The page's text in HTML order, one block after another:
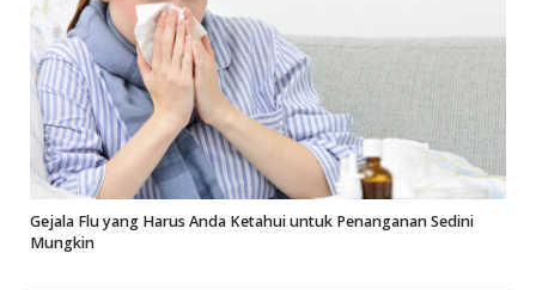
Gejala Flu yang Harus Anda Ketahui untuk Penanganan Sedini
Mungkin